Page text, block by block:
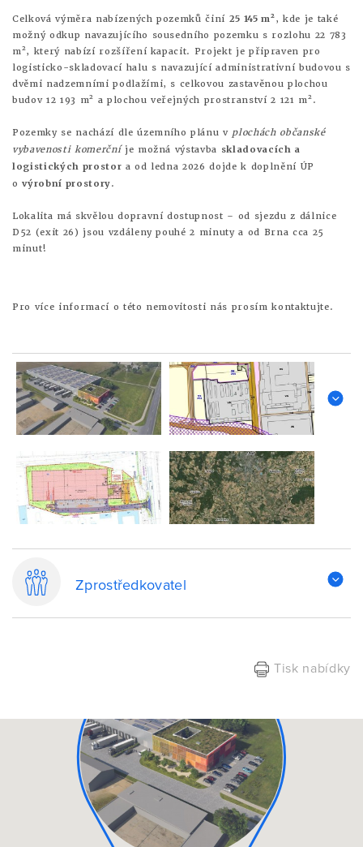
Celková výměra nabízených pozemků činí 25 145 m², kde je také
možný odkup navazujícího sousedního pozemku s rozlohu 22 783
m², který nabízí rozšíření kapacit. Projekt je připraven pro
logisticko-skladovací halu s navazující administrativní budovou s
dvěmi nadzemními podlažími, s celkovou zastavěnou plochou
budov 12 193 m² a plochou veřejných prostranství 2 121 m².
Pozemky se nachází dle územního plánu v plochách občanské
vybavenosti komerčníje možná výstavba skladovacích a
logistických prostor a od ledna 2026 dojde k doplnění ÚP
ovýrobní prostory.
Lokalita má skvělou dopravní dostupnost – od sjezdu z dálnice
D52 (exit 26) jsou vzdáleny pouhé 2 minuty a od Brna cca 25
minut!
Pro více informací o této nemovitosti nás prosím kontaktujte.
Zprostředkovatel
Tisk nabídky